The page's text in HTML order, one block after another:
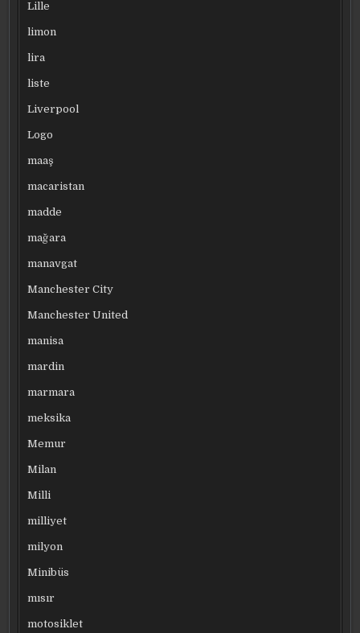
Lille
limon
lira
liste
Liverpool
Logo
maaş
macaristan
madde
mağara
manavgat
Manchester City
Manchester United
manisa
mardin
marmara
meksika
Memur
Milan
Milli
milliyet
milyon
Minibüs
mısır
motosiklet